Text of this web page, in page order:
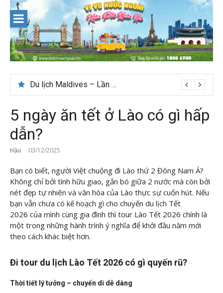
content
Du lịch Maldives – Lần đầu nên đi đâu, chơi gì?
Nên du lịch ở đâu ” giá tốt” dịp lễ quốc khánh 2/9
5 ngày ăn tết ở Lào có gì hấp
dẫn?
Hậu 03/12/2025
Bạn có biết, người Việt chuộng đi Lào thứ 2 Đông Nam Á?
Không chỉ bởi tình hữu giao, gắn bó giữa 2 nước mà còn bởi
nét đẹp tự nhiên và văn hóa của Lào thực sự cuốn hút. Nếu
bạn vẫn chưa có kế hoạch gì cho chuyến du lịch Tết
2026 của mình cùng gia đình thì tour Lào Tết 2026 chính là
một trong những hành trình ý nghĩa để khởi đầu năm mới
theo cách khác biệt hơn.
Đi tour du lịch Lào Tết 2026 có gì quyến rũ?
Thời tiết lý tưởng – chuyển di dễ dàng